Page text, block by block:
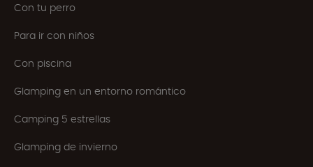
Con tu perro
Para ir con niños
Con piscina
Glamping en un entorno romántico
Camping 5 estrellas
Glamping de invierno